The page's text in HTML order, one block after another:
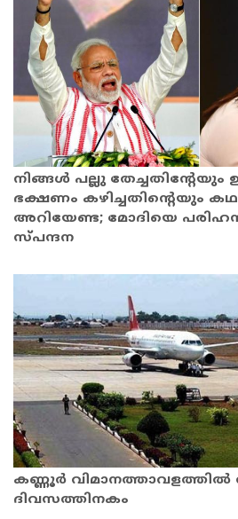
നിങ്ങൾ പല്ലു തേച്ചതിന്റേയും
ഭക്ഷണം കഴിച്ചതിന്റെയും
അറിയേണ്ട; മോദിയെ
സ്പന്ദന
കണ്ണൂര്‍ വിമാനത്താവളത്തില്‍
ദിവസത്തിനകം